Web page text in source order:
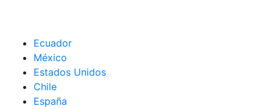
Ecuador
México
Estados Unidos
Chile
España